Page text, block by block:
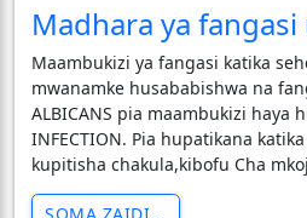
Madhara ya
Maambukizi ya fangasi katika
mwanamke husababishwa na
ALBICANS pia maambukizi haya
INFECTION. Pia hupatikana
kupitisha chakula,kibofu Cha